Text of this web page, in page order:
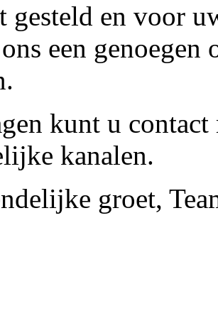
gesteld en voor
een
kunt u contact
kanalen.
groet,